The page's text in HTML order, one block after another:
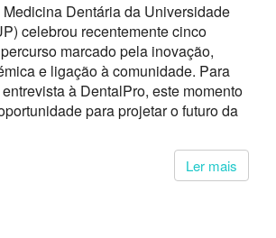
Dentária da Universidade
celebrou recentemente cinco
marcado pela inovação,
e ligação à comunidade. Para
à DentalPro, este momento
para projetar o futuro da
Ler mais